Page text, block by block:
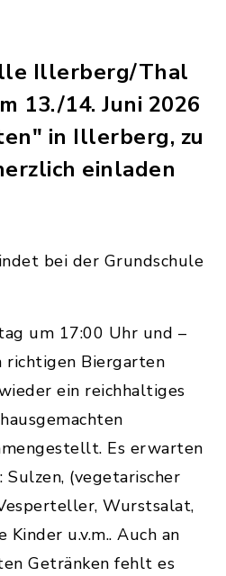
Illerberg/Thal
13./14. Juni 2026
in Illerberg, zu
einladen
bei der Grundschule
um 17:00 Uhr und –
richtigen Biergarten
ein reichhaltiges
Es erwarten
Sulzen, (vegetarischer
Wurstsalat,
u.v.m.. Auch an
Getränken fehlt es